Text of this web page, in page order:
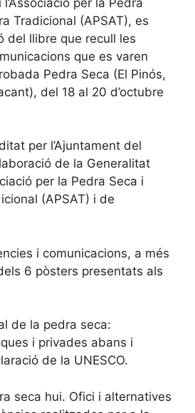
Tradicional (APSAT), es
del llibre que recull les
que es varen
Pedra Seca (El Pinós,
del 18 al 20 d’octubre
per l’Ajuntament del
de la Generalitat
per la Pedra Seca i
(APSAT) i de
i comunicacions, a més
6 pòsters presentats als
de la pedra seca:
i privades abans i
de la UNESCO.
seca hui. Ofici i alternatives